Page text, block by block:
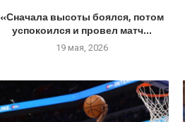
«Сначала высоты боялся, потом
успокоился и провел матч...
19 мая, 2026